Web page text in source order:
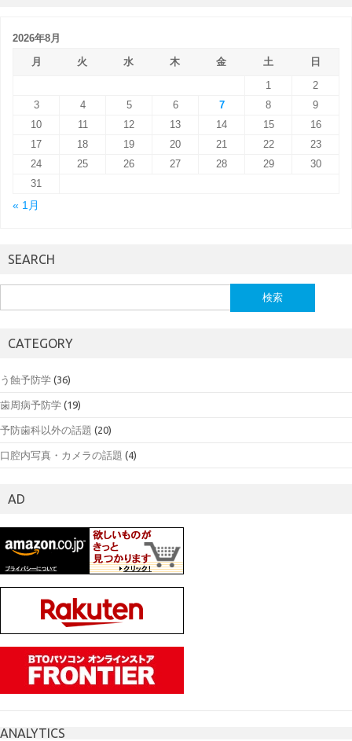
2026年8月
月
火 水 木 金 土
日
1
2
3
4 5 6 7 8
9
10
11 12 13 14 15
16
17
18 19 20 21 22
23
24
25 26 27 28 29
30
31
« 1月
SEARCH
索:
CATEGORY
う蝕予防学 (36)
歯周病予防学 (19)
予防歯科以外の話題 (20)
口腔内写真・カメラの話題 (4)
AD
ANALYTICS